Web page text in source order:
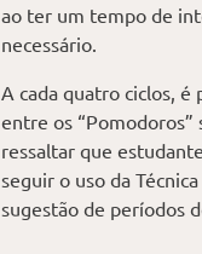
ao ter um tempo de
necessário.
A cada quatro ciclos,
entre os
ressaltar que
seguir o uso da
sugestão de períodos